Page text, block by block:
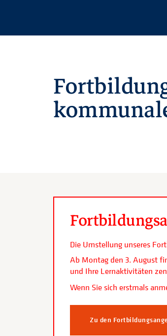
Die Umstellung unseres
Ab Montag den 3. August
und Ihre Lernaktivitäten
Wenn Sie sich erstmals
Zu den